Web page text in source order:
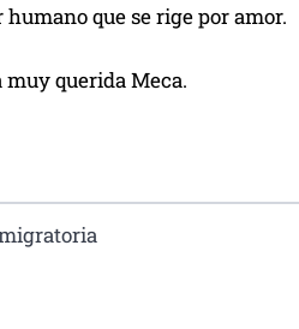
que se rige por amor.
querida Meca.